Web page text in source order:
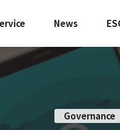
News
Governance